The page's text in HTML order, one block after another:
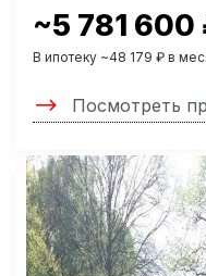
~5 781 600
В ипотеку ~48 179 ₽ в
Посмотреть